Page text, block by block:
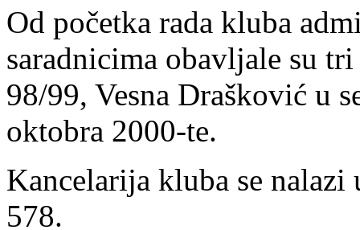
Od početka rada kluba
saradnicima obavljale su
98/99, Vesna Drašković u
oktobra 2000-te.
Kancelarija kluba se
578.